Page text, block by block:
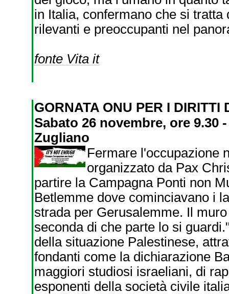
in Italia, confermano che si
rilevanti e preoccupanti nel
fonte Vita it
GORNATA ONU PER I
Sabato 26 novembre, ore 9.30
Zugliano
Fermare l'occupazione
organizzato da Pax
partire la Campagna Ponti non
Betlemme dove cominciavano i
strada per Gerusalemme. Il
seconda di che parte lo si
della situazione Palestinese,
fondanti come la dichiarazione
maggiori studiosi israeliani, di
esponenti della società civile